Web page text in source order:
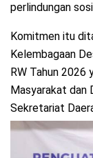
perlindungan
Komitmen itu
Kelembagaan
RW Tahun 2026
Masyarakat dan
Sekretariat